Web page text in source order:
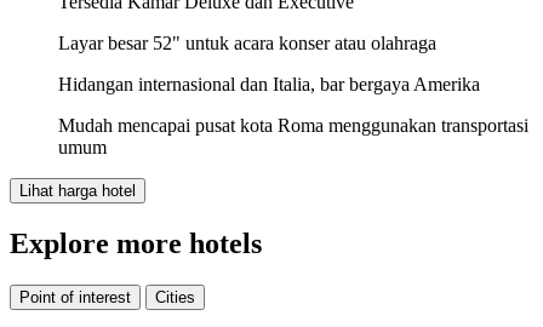
Layar besar 52" untuk acara konser atau olahraga
Hidangan internasional dan Italia, bar bergaya Amerika
Mudah mencapai pusat kota Roma menggunakan transportasi
umum
Lihat harga hotel
Explore more hotels
Point of interest Cities